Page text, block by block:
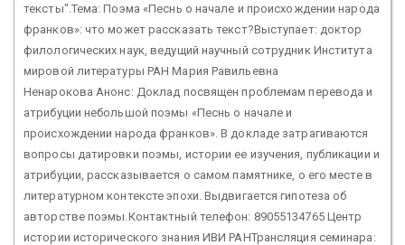
тексты".Тема: Поэма «Песнь о начале и происхождении народа
франков»: что может рассказать текст?Выступает: доктор
филологических наук, ведущий научный сотрудник Института
мировой литературы РАН Мария Равильевна
Ненарокова Анонс: Доклад посвящен проблемам перевода и
атрибуции небольшой поэмы «Песнь о начале и
происхождении народа франков». В докладе затрагиваются
вопросы датировки поэмы, истории ее изучения, публикации и
атрибуции, рассказывается о самом памятнике, о его месте в
литературном контексте эпохи. Выдвигается гипотеза об
авторстве поэмы.Контактный телефон: 89055134765 Центр
истории исторического знания ИВИ РАНТрансляция семинара: